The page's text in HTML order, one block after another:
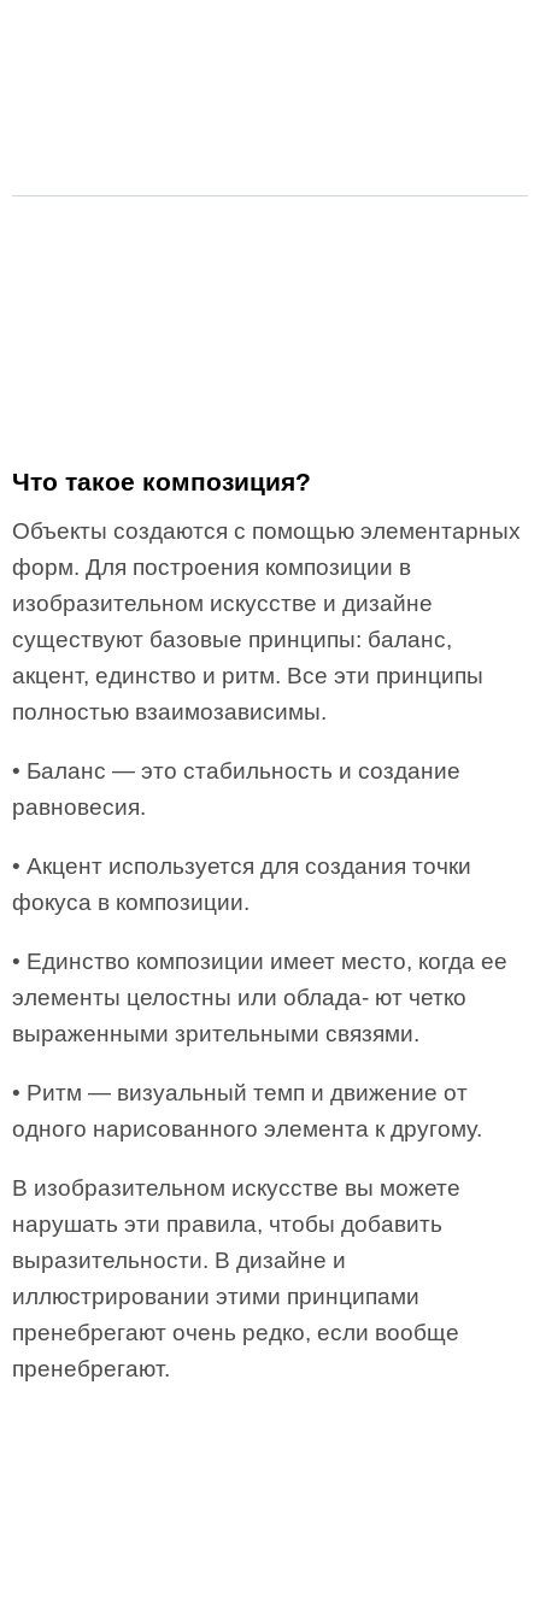
Что такое композиция?
Объекты создаются с помощью элементарных
форм. Для построения композиции в
изобразительном искусстве и дизайне
существуют базовые принципы: баланс,
акцент, единство и ритм. Все эти принципы
полностью взаимозависимы.
• Баланс — это стабильность и создание
равновесия.
• Акцент используется для создания точки
фокуса в композиции.
• Единство композиции имеет место, когда ее
элементы целостны или облада- ют четко
выраженными зрительными связями.
• Ритм — визуальный темп и движение от
одного нарисованного элемента к другому.
В изобразительном искусстве вы можете
нарушать эти правила, чтобы добавить
выразительности. В дизайне и
иллюстрировании этими принципами
пренебрегают очень редко, если вообще
пренебрегают.